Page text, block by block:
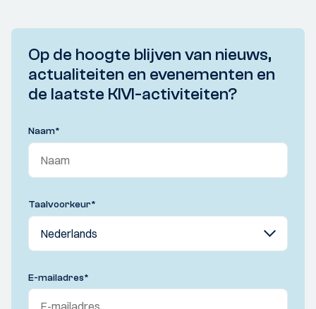
Op de hoogte blijven van nieuws,
actualiteiten en evenementen en
de laatste KIVI-activiteiten?
Naam*
Taalvoorkeur*
E-mailadres*